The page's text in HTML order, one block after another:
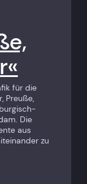
für die
Preuße,
Die
aus
zu